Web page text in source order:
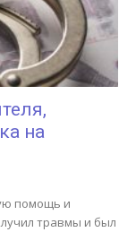
на
помощь и
травмы и был